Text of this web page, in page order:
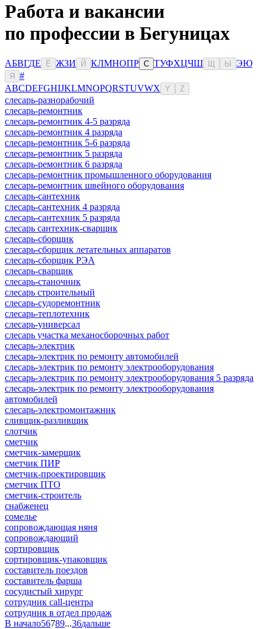
Работа и вакансии
по профессии в Бегуницах
АБВГДЕ Ё ЖЗИ Й КЛМНОПР С ТУФХЦЧШ Ы ЭЮ
Я
#
ABCDEFGHIJKLMNOPQRSTUVWX Y Z
слесарь-разнорабочий
слесарь-ремонтник
слесарь-ремонтник 4-5 разряда
слесарь-ремонтник 4 разряда
слесарь-ремонтник 5-6 разряда
слесарь-ремонтник 5 разряда
слесарь-ремонтник 6 разряда
слесарь-ремонтник промышленного оборудования
слесарь-ремонтник швейного оборудования
слесарь-сантехник
слесарь-сантехник 4 разряда
слесарь-сантехник 5 разряда
слесарь сантехник-сварщик
слесарь-сборщик
слесарь-сборщик летательных аппаратов
слесарь-сборщик РЭА
слесарь-сварщик
слесарь-станочник
слесарь строительный
слесарь-судоремонтник
слесарь-теплотехник
слесарь-универсал
слесарь участка механосборочных работ
слесарь-электрик
слесарь-электрик по ремонту автомобилей
слесарь-электрик по ремонту электрооборудования
слесарь-электрик по ремонту электрооборудования 5 разряда
слесарь-электрик по ремонту электрооборудования
автомобилей
слесарь-электромонтажник
сливщик-разливщик
слотчик
сметчик
сметчик-замерщик
сметчик ПИР
сметчик-проектировщик
сметчик ПТО
сметчик-строитель
снабженец
сомелье
сопровождающая няня
сопровождающий
сортировщик
сортировщик-упаковщик
составитель поездов
составитель фарша
сосудистый хирург
сотрудник call-центра
сотрудник в отдел продаж
В начало56789...36дальше